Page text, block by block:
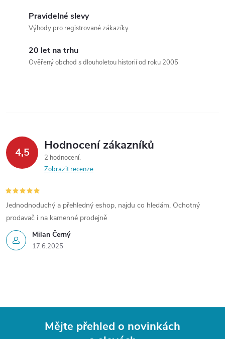
v
ý
p
s
u
Pravidelné slevy
Výhody pro registrované zákazíky
20 let na trhu
Ověřený obchod s dlouholetou historií od roku 2005
4,5 Hodnocení zákazníků
2 hodnocení
Zobrazit recenze
Milan Černý
17.6.2025
Jednodnoduchý a přehledný eshop, najdu co hledám. Ochotný
prodavač i na kamenné prodejně
Mějte přehled o novinkách